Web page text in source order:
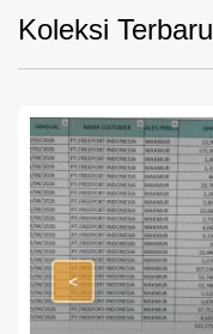
Koleksi Terbaru
<